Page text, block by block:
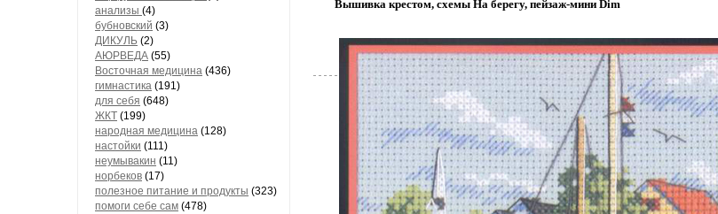
анализы (4)
бубновский (3)
ДИКУЛЬ (2)
АЮРВЕДА (55)
Восточная медицина (436)
гимнастика (191)
для себя (648)
ЖКТ (199)
народная медицина (128)
настойки (111)
неумывакин (11)
норбеков (17)
полезное питание и продукты (323)
помоги себе сам (478)
Вышивка крестом, схемы На берегу, пейзаж-мини Dim